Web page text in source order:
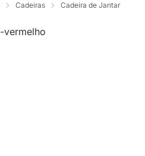
Cadeiras Cadeira de Jantar